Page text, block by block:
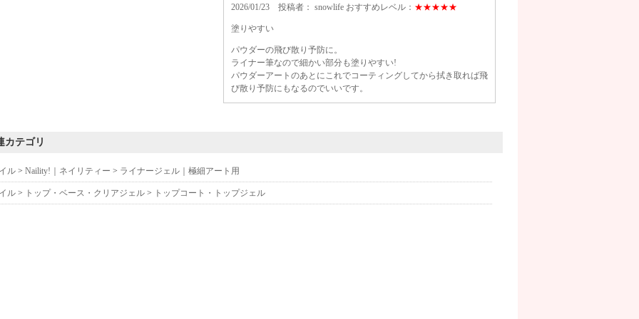
2026/01/23 投稿者： snowlife おすすめレベル： ★★★★★
塗りやすい
パウダーの飛び散り予防に。
ライナー筆なので細かい部分も塗りやすい!
パウダーアートのあとにこれでコーティングしてから拭き取れば飛
び散り予防にもなるのでいいです。
ブラシも細くてパーツの隙間やミラーアートの部分にも塗りやすい!
いままではライナーブラシを使って塗ってたけど、ブラシを用意し
たり洗浄する手間も省けて時短で便利です。
カテゴリ
ル > Naility!｜ネイリティー > ライナージェル｜極細アート用
ル > トップ・ベース・クリアジェル > トップコート・トップジェル